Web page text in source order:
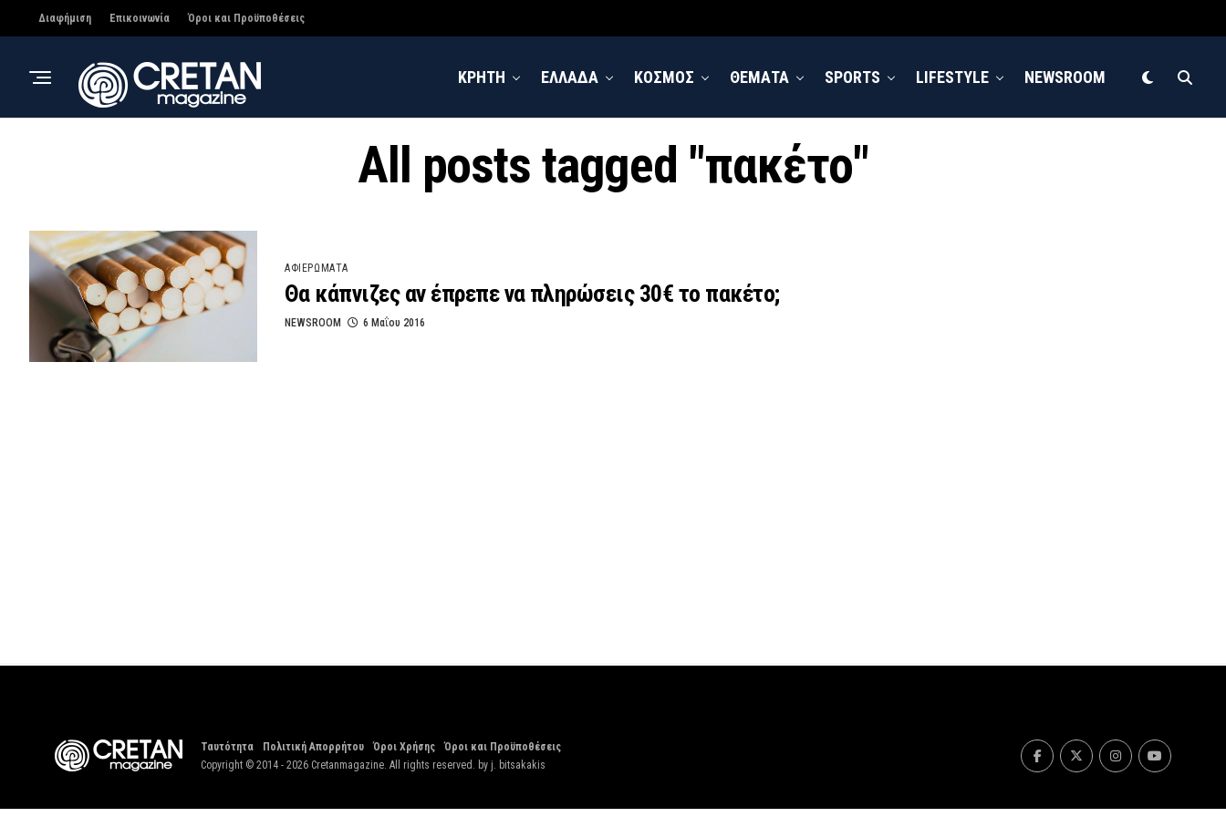
Διαφήμιση Επικοινωνία Όροι και Προϋποθέσεις
ΚΡΗΤΗ ΕΛΛΑΔΑ ΚΟΣΜΟΣ ΘΕΜΑΤΑ SPORTS LIFESTYLE NEWSROOM
All posts tagged "πακέτο"
ΑΦΙΕΡΩΜΑΤΑ
Θα κάπνιζες αν έπρεπε να πληρώσεις 30€ το πακέτο;
NEWSROOM 6 Μαΐου 2016
Ταυτότητα Πολιτική Απορρήτου Όροι Χρήσης
Όροι και Προϋποθέσεις
Copyright © 2014 - 2026 Cretanmagazine. All rights reserved. by j. bitsakakis